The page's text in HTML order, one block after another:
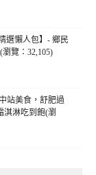
選懶人包】- 鄉民
覽：32,105)
站美食，舒肥過
淇淋吃到飽(瀏